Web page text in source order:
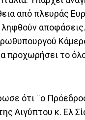
από πλευράς
αποφάσεις.
προχωρήσει το
ότι ¨ο
Αιγύπτου κ. Ελ